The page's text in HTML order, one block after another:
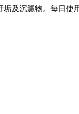
及沉澱物。每日使